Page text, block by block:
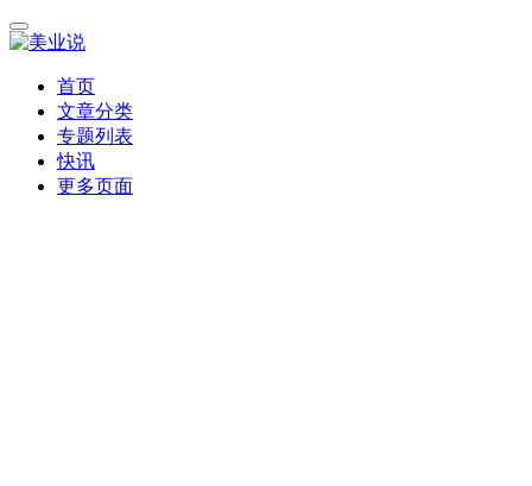
首页
文章分类
专题列表
快讯
更多页面